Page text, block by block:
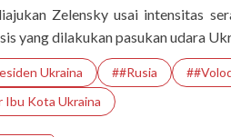
Zelensky usai intensitas
yang dilakukan pasukan udara
Ukraina ##Rusia
Ibu Kota Ukraina
inframe